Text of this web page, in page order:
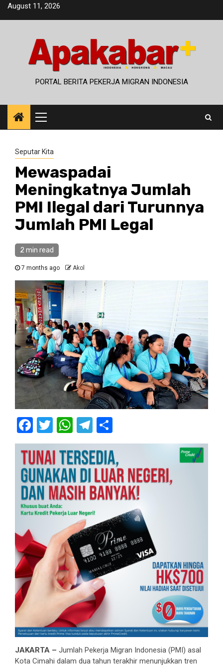
SkipAugust 11, 2026
PORTAL BERITA PEKERJA MIGRAN INDONESIA
Primary
Menu
Seputar Kita
Mewaspadai
Meningkatnya Jumlah
PMI Ilegal dari Turunnya
Jumlah PMI Legal
2 min read
7 months ago Akol
Facebook
Twitter
WhatsApp
Telegram
JAKARTA – Jumlah Pekerja Migran Indonesia (PMI) asal
Kota Cimahi dalam dua tahun terakhir menunjukkan tren